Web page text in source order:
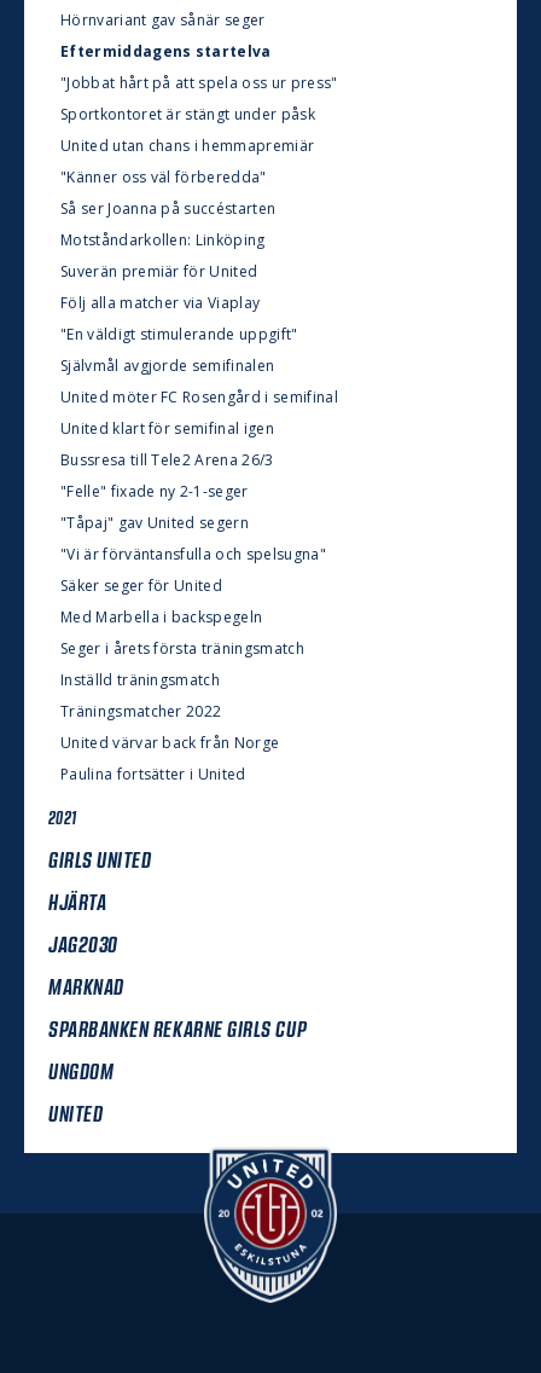
Hörnvariant gav sånär seger
Eftermiddagens startelva
"Jobbat hårt på att spela oss ur press"
Sportkontoret är stängt under påsk
United utan chans i hemmapremiär
"Känner oss väl förberedda"
Så ser Joanna på succéstarten
Motståndarkollen: Linköping
Suverän premiär för United
Följ alla matcher via Viaplay
"En väldigt stimulerande uppgift"
Självmål avgjorde semifinalen
United möter FC Rosengård i semifinal
United klart för semifinal igen
Bussresa till Tele2 Arena 26/3
"Felle" fixade ny 2-1-seger
"Tåpaj" gav United segern
"Vi är förväntansfulla och spelsugna"
Säker seger för United
Med Marbella i backspegeln
Seger i årets första träningsmatch
Inställd träningsmatch
Träningsmatcher 2022
United värvar back från Norge
Paulina fortsätter i United
2021
GIRLS UNITED
HJÄRTA
JAG2030
MARKNAD
SPARBANKEN REKARNE GIRLS CUP
UNGDOM
UNITED